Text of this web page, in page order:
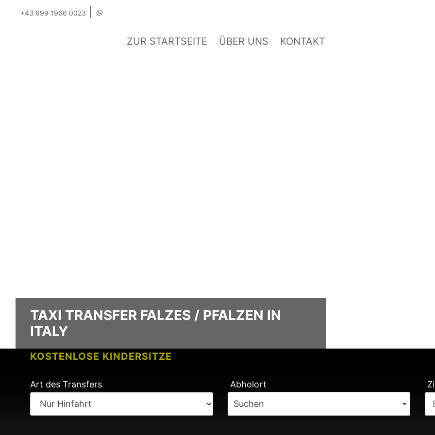
+43 699 1966 0023
ZUR STARTSEITE ÜBER UNS KONTAKT
KOSTENLOSE KINDERSITZE
KEINE GEBÜHREN BEI FLUGVERSPÄTUNG
TAXI TRANSFER FALZES / PFALZEN IN
ITALY
Art des Transfers
Abholort
Suchen